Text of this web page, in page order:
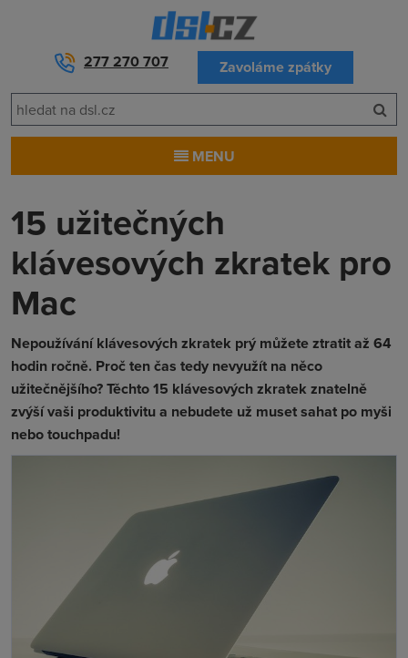
277 270 707 Zavoláme zpátky
MENU
15 užitečných
klávesových zkratek pro
Mac
Nepoužívání klávesových zkratek prý můžete ztratit až 64
hodin ročně. Proč ten čas tedy nevyužít na něco
užitečnějšího? Těchto 15 klávesových zkratek znatelně
zvýší vaši produktivitu a nebudete už muset sahat po myši
nebo touchpadu!